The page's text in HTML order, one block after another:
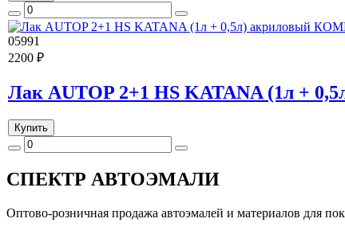
05991
2200 ₽
Лак AUTOP 2+1 HS KATANA (1л +
Купить
СПЕКТР АВТОЭМАЛИ
Оптово-розничная продажа автоэмалей и материалов для